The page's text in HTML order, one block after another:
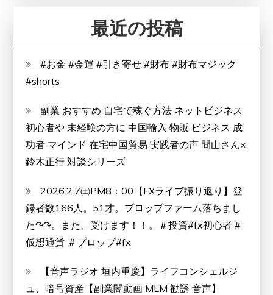
最近の投稿
#お金 #金運 #引き寄せ #財布 #財布マジック
#shorts
副業 おすすめ 自宅で稼ぐ方法 ネットビジネス
初心者や 未経験の方に 中国輸入 物販 ビジネス 成
功者 マインド 在宅中国貿易 実践者の声 間山さん×
鈴木正行 対談シリーズ
2026.2.7㈯PM8：00【FXライブ振り返り】登
録者数166人。51才。プロップファーム落ちまし
た↷↷。また、受けます！！。＃投資#fx初心者 #
仮想通貨 ＃プロップ#fx
【音声ラジオ 垣内重慶】ライフコンシェルジ
ュ、暗号資産【副業闇動画 MLM 勧誘 音声】